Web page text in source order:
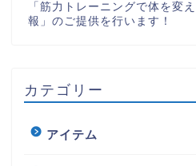
「筋力トレーニングで体を変
報」のご提供を行います！
カテゴリー
アイテム